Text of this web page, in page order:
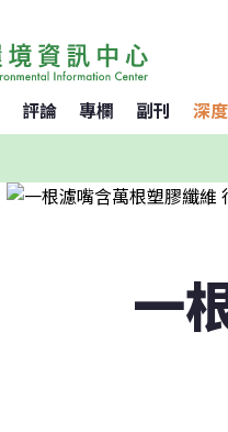
評論 專欄 副刊 深
一